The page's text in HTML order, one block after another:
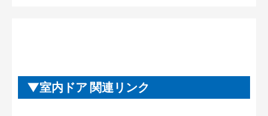
室内ドア 関連リンク